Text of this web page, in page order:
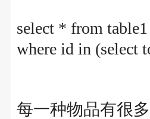
select * from table1
where id in (select
每一种物品有很